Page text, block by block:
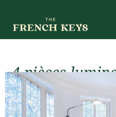
4 pièces
standing
À Louer (court